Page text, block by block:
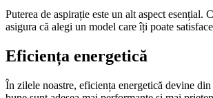
Puterea de aspirație este un alt aspect
asigura că alegi un model care îți poate
Eficiența energetică
În zilele noastre, eficiența energetică devine